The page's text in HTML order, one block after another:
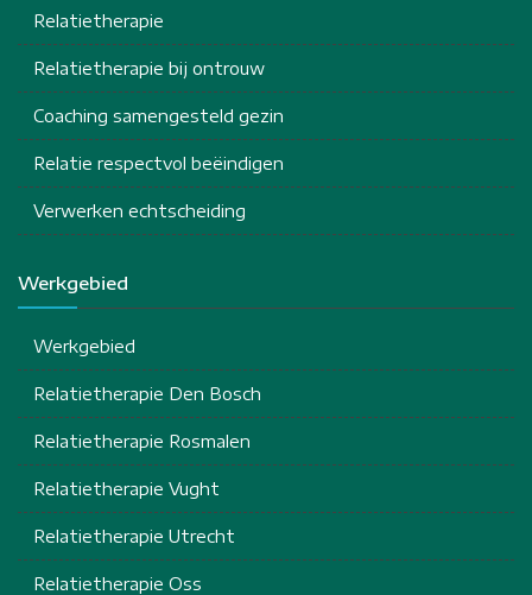
Relatietherapie
Relatietherapie bij ontrouw
Coaching samengesteld gezin
Relatie respectvol beëindigen
Verwerken echtscheiding
Werkgebied
Werkgebied
Relatietherapie Den Bosch
Relatietherapie Rosmalen
Relatietherapie Vught
Relatietherapie Utrecht
Relatietherapie Oss